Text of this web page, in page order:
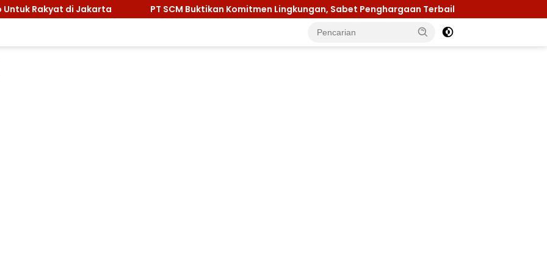
di Jakarta PT SCM Buktikan Komitmen Lingkungan, Sabet Penghargaan Terbaik I Rehabilitasi DAS 2026